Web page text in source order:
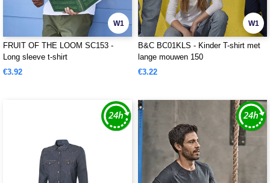
W1
FRUIT OF THE LOOM SC153 -
Long sleeve t-shirt
€3.92
W1
B&C BC01KLS - Kinder T-shirt met
lange mouwen 150
€3.22